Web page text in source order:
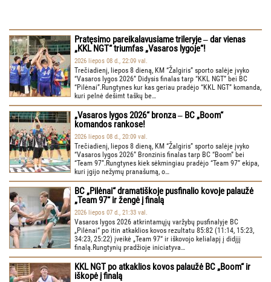
Pratęsimo pareikalavusiame trileryje ‒ dar vienas
„KKL NGT“ triumfas „Vasaros lygoje“!
2026 liepos 08 d., 22:09 val.
Trečiadienį, liepos 8 dieną, KM “Žalgiris” sporto salėje įvyko
“Vasaros lygos 2026” Didysis finalas tarp “KKL NGT” bei BC
“Pilėnai”.Rungtynes kur kas geriau pradėjo “KKL NGT” komanda,
kuri pelnė dešimt taškų be…
„Vasaros lygos 2026“ bronza ‒ BC „Boom“
komandos rankose!
2026 liepos 08 d., 20:09 val.
Trečiadienį, liepos 8 dieną, KM “Žalgiris” sporto salėje įvyko
“Vasaros lygos 2026” Bronzinis finalas tarp BC “Boom” bei
“Team 97”.Rungtynes kiek sėkmingiau pradėjo “Team 97” ekipa,
kuri įgijo nežymų pranašumą, o…
BC „Pilėnai“ dramatiškoje pusfinalio kovoje palaužė
„Team 97“ ir žengė į finalą
2026 liepos 07 d., 21:33 val.
Vasaros lygos 2026 atkrintamųjų varžybų pusfinalyje BC
„Pilėnai“ po itin atkaklios kovos rezultatu 85:82 (11:14, 15:23,
34:23, 25:22) įveikė „Team 97“ ir iškovojo kelialapį į didįjį
finalą.Rungtynių pradžioje iniciatyva…
KKL NGT po atkaklios kovos palaužė BC „Boom“ ir
iškopė į finalą